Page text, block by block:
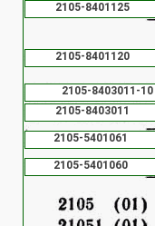
2105-5401060
2105-5401061
2105-8401120
2105-8401125
2105-8403011
2105-8403011-10